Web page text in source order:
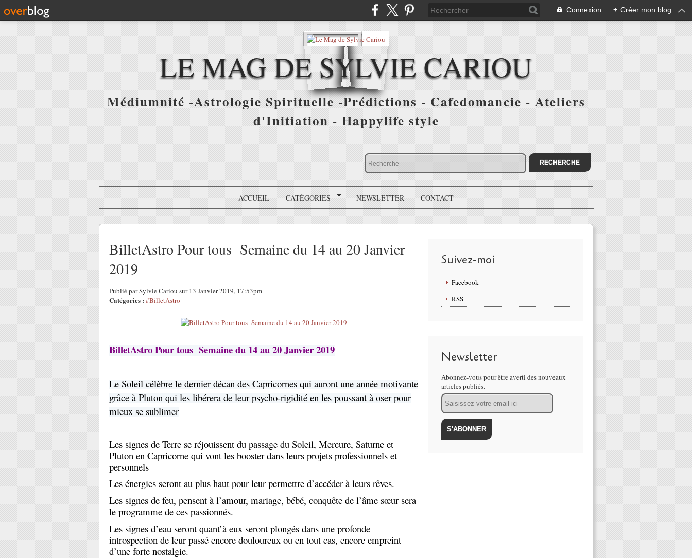
Connexion + Créer mon blog
LE MAG DE SYLVIE CARIOU
Médiumnité -Astrologie Spirituelle -Prédictions - Cafedomancie - Ateliers
d'Initiation - Happylife style
ACCUEIL CATÉGORIES NEWSLETTER CONTACT
BilletAstro Pour tous Semaine du 14 au 20 Janvier
2019
Publié par Sylvie Cariou sur 13 Janvier 2019, 17:53pm
Catégories : #BilletAstro
BilletAstro Pour tous Semaine du 14 au 20 Janvier 2019
Le Soleil célèbre le dernier décan des Capricornes qui auront une année motivante
grâce à Pluton qui les libérera de leur psycho-rigidité en les poussant à oser pour
mieux se sublimer
Les signes de Terre se réjouissent du passage du Soleil, Mercure, Saturne et
Pluton en Capricorne qui vont les booster dans leurs projets professionnels et
personnels
Les énergies seront au plus haut pour leur permettre d’accéder à leurs rêves.
Les signes de feu, pensent à l’amour, mariage, bébé, conquête de l’âme sœur sera
le programme de ces passionnés.
Les signes d’eau seront quant’à eux seront plongés dans une profonde
introspection de leur passé encore douloureux ou en tout cas, encore empreint
d’une forte nostalgie.
Suivez-moi
Facebook
RSS
Newsletter
Abonnez-vous pour être averti des nouveaux
articles publiés.
Email